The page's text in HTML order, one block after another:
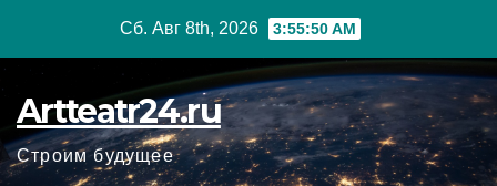
Сб. Авг 8th, 2026 3:55:51 AM
Artteatr24.ru
Строим будущее